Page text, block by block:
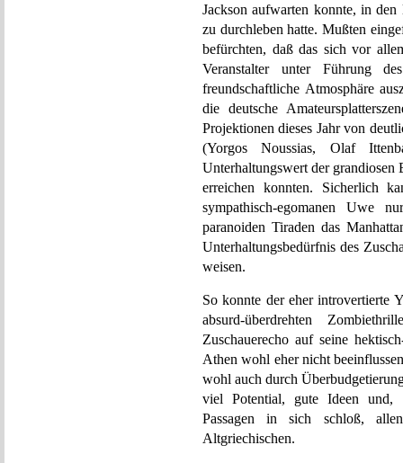
Jackson aufwarten konnte, in
zu durchleben hatte. Mußten
befürchten, daß das sich vor
Veranstalter unter Führung
freundschaftliche Atmosphäre
die deutsche
Projektionen dieses Jahr von
(Yorgos Noussias, Olaf
Unterhaltungswert der
erreichen konnten. Sicherlich
sympathisch-egomanen Uwe
paranoiden Tiraden das
Unterhaltungsbedürfnis des
weisen.
So konnte der eher introvertierte
absurd-überdrehten
Zuschauerecho auf seine
Athen wohl eher nicht
wohl auch durch
viel Potential, gute Ideen und,
Passagen in sich schloß,
Altgriechischen.